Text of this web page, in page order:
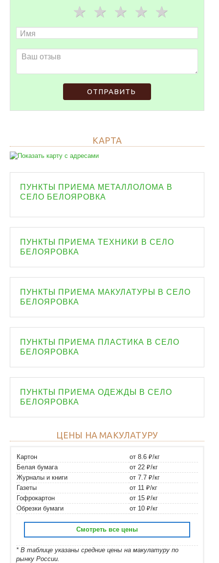
ОТПРАВИТЬ
КАРТА
ПУНКТЫ ПРИЕМА МЕТАЛЛОЛОМА В
СЕЛО БЕЛОЯРОВКА
ПУНКТЫ ПРИЕМА ТЕХНИКИ В СЕЛО
БЕЛОЯРОВКА
ПУНКТЫ ПРИЕМА МАКУЛАТУРЫ В СЕЛО
БЕЛОЯРОВКА
ПУНКТЫ ПРИЕМА ПЛАСТИКА В СЕЛО
БЕЛОЯРОВКА
ПУНКТЫ ПРИЕМА ОДЕЖДЫ В СЕЛО
БЕЛОЯРОВКА
ЦЕНЫ НА МАКУЛАТУРУ
Картон
от 8.6 ₽/кг
Белая бумага
от 22 ₽/кг
Журналы и книги
от 7.7 ₽/кг
Газеты
от 11 ₽/кг
Гофрокартон
от 15 ₽/кг
Обрезки бумаги
от 10 ₽/кг
Смотреть все цены
* В таблице указаны средние цены на макулатуру по
рынку России.